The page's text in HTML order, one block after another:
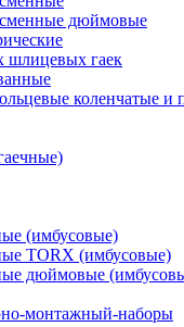
дюймовые
шлицевых гаек
коленчатые и
(имбусовые)
TORX (имбусовые)
дюймовые
монтажный-наборы